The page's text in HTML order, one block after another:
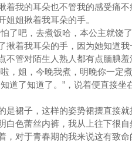
我的耳朵也不管我的感受痛不
姐姐揪着我耳朵的手。
吧，去煮饭哈，本公主就饶了
揪着我耳朵的手，因为她知道
不管对陌生人熟人都有点腼腆羞
姐，今晚我煮，明晚你一定煮
了知道了。”，说着便直接坐
裙子，这样的姿势裙摆直接就
白色蕾丝内裤，我从上往下很
，对于青春期的我来说这有致命